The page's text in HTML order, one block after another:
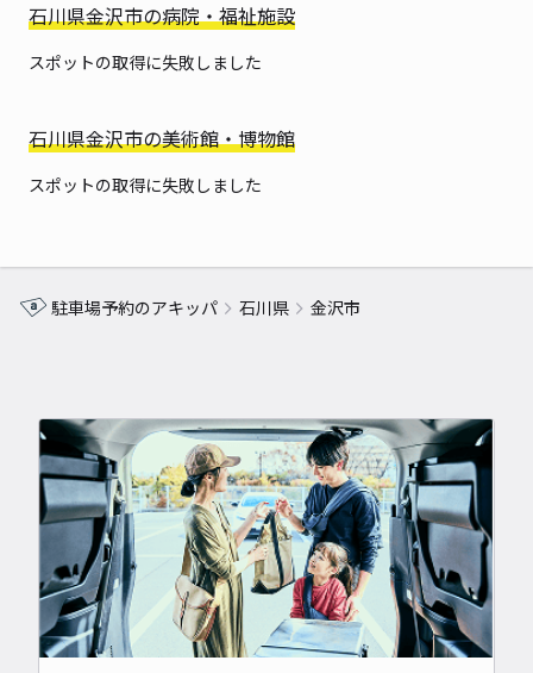
石川県金沢市の病院・福祉施設
スポットの取得に失敗しました
石川県金沢市の美術館・博物館
スポットの取得に失敗しました
駐車場予約のアキッパ 石川県 金沢市